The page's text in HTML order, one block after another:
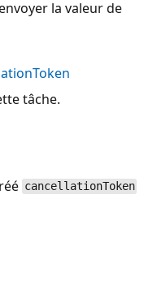
la valeur de
tâche.
cancellationToken